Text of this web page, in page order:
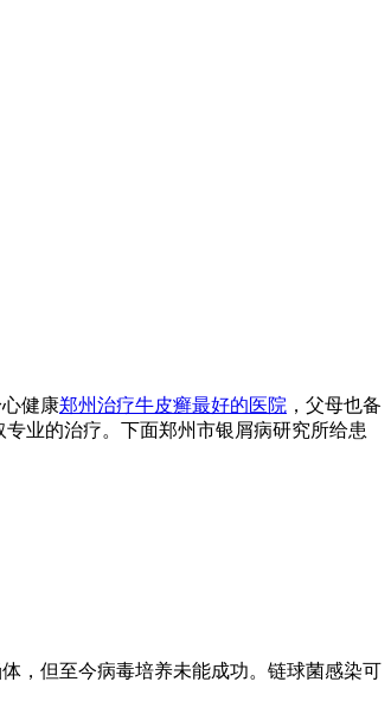
健康郑州治疗牛皮癣最好的医院 ，父母也备
业的治疗。下面郑州市银屑病研究所给患
，但至今病毒培养未能成功。链球菌感染可